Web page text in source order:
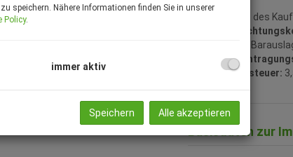
3% des
zzgl. USt. und
Grunderwerbsteuer:
Basisdaten zur
speichern. Nähere Informationen finden Sie in unserer
Policy.
immer aktiv
Speichern Alle akzeptieren